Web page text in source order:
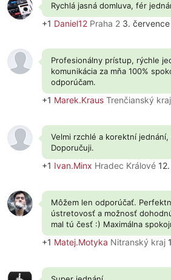
Rychlá jasná domluva, fér
+1 Daniel12 Praha 2 3.
Profesionálny prístup, rýchle
komunikácia za mňa 100%
odporúčam.
+1 Marek.Kraus Trenčianský kraj
Velmi rzchlé a korektní
Doporučuji.
+1 Ivan.Minx Hradec Králové
Môžem len odporúčať.
ústretovosť a možnosť
mal tú česť :) Maximálna
+1 Matej.Motyka Nitranský kraj